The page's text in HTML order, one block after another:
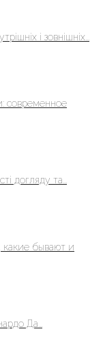
і зовнішніх...
современное
догляду та...
какие бывают и
Да...